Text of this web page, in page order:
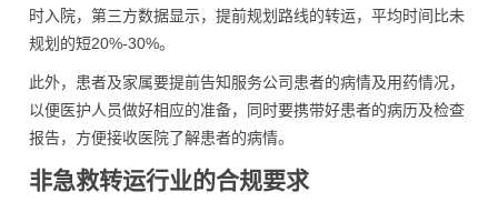
时入院，第三方数据显示，提前规划路线的转运，平均时间比未
规划的短20%-30%。
此外，患者及家属要提前告知服务公司患者的病情及用药情况，
以便医护人员做好相应的准备，同时要携带好患者的病历及检查
报告，方便接收医院了解患者的病情。
非急救转运行业的合规要求